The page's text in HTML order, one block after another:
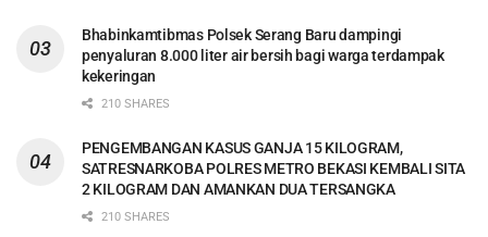
Bhabinkamtibmas Polsek Serang Baru dampingi
penyaluran 8.000 liter air bersih bagi warga terdampak
kekeringan
210 SHARES
PENGEMBANGAN KASUS GANJA 15 KILOGRAM,
SATRESNARKOBA POLRES METRO BEKASI KEMBALI SITA
2 KILOGRAM DAN AMANKAN DUA TERSANGKA
210 SHARES